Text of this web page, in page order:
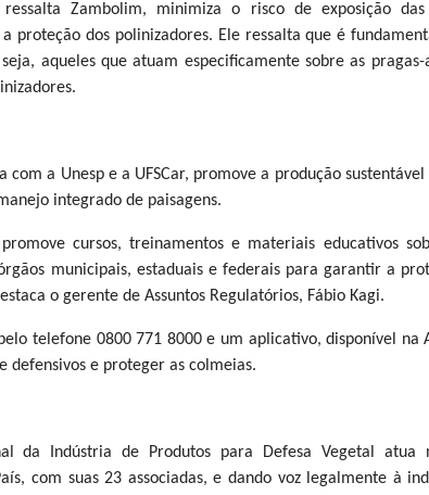
Zambolim, minimiza o risco de exposição das
dos polinizadores. Ele ressalta que é
aqueles que atuam especificamente sobre as pragas-
a Unesp e a UFSCar, promove a produção
integrado de paisagens.
cursos, treinamentos e materiais educativos
municipais, estaduais e federais para garantir a
o gerente de Assuntos Regulatórios, Fábio Kagi.
telefone 0800 771 8000 e um aplicativo, disponível na
defensivos e proteger as colmeias.
da Indústria de Produtos para Defesa Vegetal atua
com suas 23 associadas, e dando voz legalmente à